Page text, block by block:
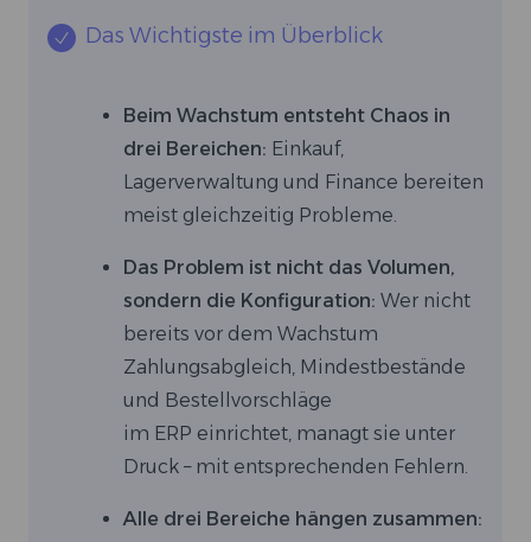
Das Wichtigste im Überblick
Beim Wachstum entsteht Chaos in
drei Bereichen: Einkauf,
Lagerverwaltung und Finance bereiten
meist gleichzeitig Probleme.
Das Problem ist nicht das Volumen,
sondern die Konfiguration: Wer nicht
bereits vor dem Wachstum
Zahlungsabgleich, Mindestbestände
und Bestellvorschläge
im ERP einrichtet, managt sie unter
Druck – mit entsprechenden Fehlern.
Alle drei Bereiche hängen zusammen: